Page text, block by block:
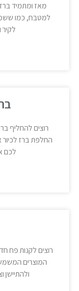
מאז ומתמיד
למטבח, כמו ששמו
לקיר
רוצים להחליף ברז
החלפת ברז לכיור
לכם את
רוצים לקנות פח
המוצרים המשמשים
ולהתיישן